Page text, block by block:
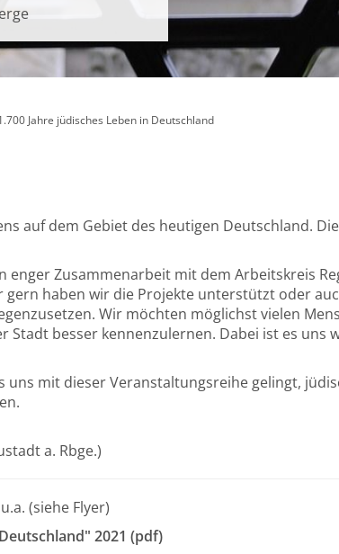
Jahre jüdisches Leben in Deutschland
auf dem Gebiet des heutigen Deutschland.
Zu­sammenarbeit mit dem Arbeitskreis
haben wir die Projekte unterstützt oder
Wir möchten möglichst vielen
besser kennenzulernen. Dabei ist es uns
uns mit dieser Veranstaltungsreihe gelingt,
a. Rbge.)
(siehe Flyer)
2021 (pdf)